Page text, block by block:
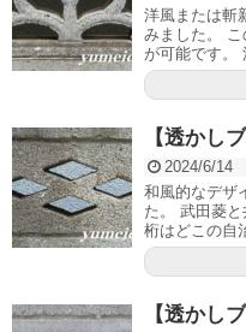
洋風または斬
みました。
が可能です。
【透か
2024/6/14
和風的なデザ
た。 武田菱
桁はどこの自
【透か